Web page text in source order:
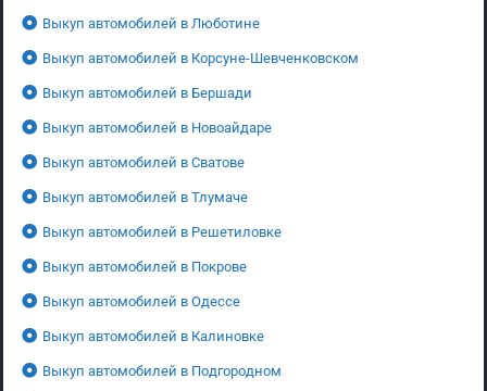
Выкуп автомобилей в Люботине
Выкуп автомобилей в Корсуне-Шевченковском
Выкуп автомобилей в Бершади
Выкуп автомобилей в Новоайдаре
Выкуп автомобилей в Сватове
Выкуп автомобилей в Тлумаче
Выкуп автомобилей в Решетиловке
Выкуп автомобилей в Покрове
Выкуп автомобилей в Одессе
Выкуп автомобилей в Калиновке
Выкуп автомобилей в Подгородном